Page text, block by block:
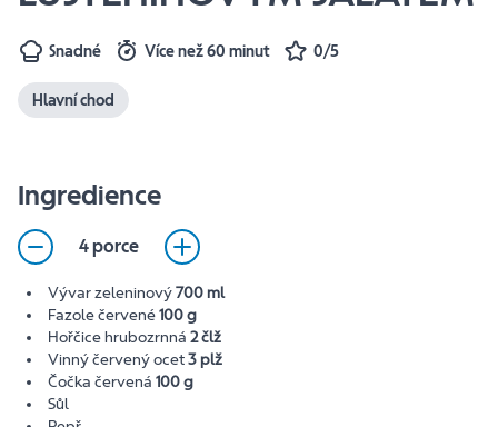
Snadné Více než 60 minut 0/5
Hlavní chod
Ingredience
4 porce
Vývar zeleninový700 ml
Fazole červené100 g
Hořčice hrubozrnná 2 člž
Vinný červený ocet3 plž
Čočka červená 100 g
Sůl